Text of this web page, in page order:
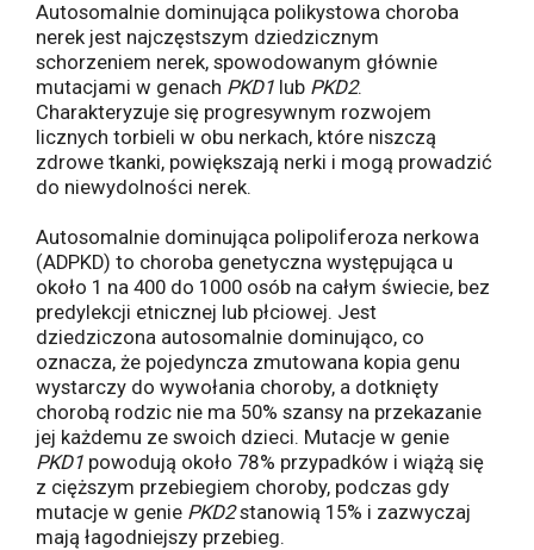
Autosomalnie dominująca polikystowa choroba
nerek jest najczęstszym dziedzicznym
schorzeniem nerek, spowodowanym głównie
mutacjami w genach PKD1 lub PKD2.
Charakteryzuje się progresywnym rozwojem
licznych torbieli w obu nerkach, które niszczą
zdrowe tkanki, powiększają nerki i mogą prowadzić
do niewydolności nerek.
Autosomalnie dominująca polipoliferoza nerkowa
(ADPKD) to choroba genetyczna występująca u
około 1 na 400 do 1000 osób na całym świecie, bez
predylekcji etnicznej lub płciowej. Jest
dziedziczona autosomalnie dominująco, co
oznacza, że pojedyncza zmutowana kopia genu
wystarczy do wywołania choroby, a dotknięty
chorobą rodzic nie ma 50% szansy na przekazanie
jej każdemu ze swoich dzieci. Mutacje w genie
PKD1 powodują około 78% przypadków i wiążą się
z cięższym przebiegiem choroby, podczas gdy
mutacje w genie PKD2stanowią 15% i zazwyczaj
mają łagodniejszy przebieg.